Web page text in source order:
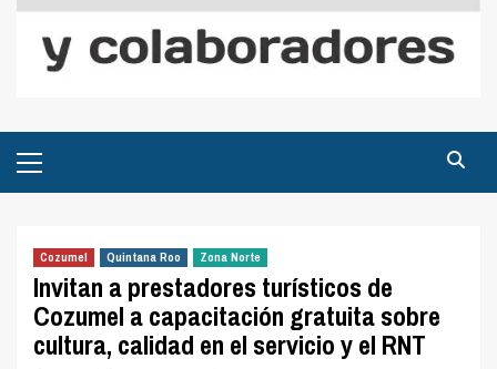
principal
Cozumel Quintana Roo Zona Norte
Invitan a prestadores turísticos de
Cozumel a capacitación gratuita sobre
cultura, calidad en el servicio y el RNT